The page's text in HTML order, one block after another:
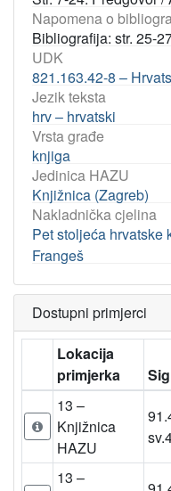
Napomena o
Bibliografija: str. 25-
UDK
821.163.42-8 –
Jezik teksta
hrv – hrvatski
Vrsta građe
knjiga
Jedinica HAZU
Knjižnica (Zagreb)
Nakladnička cjelina
Pet stoljeća hrvatske
Frangeš
Dostupni primjerci
Lokacija
primjerka
13 –
Knjižnica
HAZU
13 –